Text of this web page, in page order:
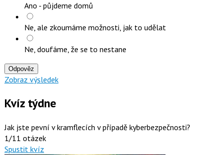
Ano - půjdeme domů
Ne, ale zkoumáme možnosti, jak to udělat
Ne, doufáme, že se to nestane
Odpověz
Zobraz výsledek
Kvíz týdne
Jak jste pevní v kramflecích v případě kyberbezpečnosti?
1/11 otázek
Spustit kvíz